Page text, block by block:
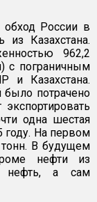
обход России в
из Казахстана.
962,2
с пограничным
и Казахстана.
было потрачено
одна шестая
году. На первом
тонн. В будущем
нефти из
нефть, а сам